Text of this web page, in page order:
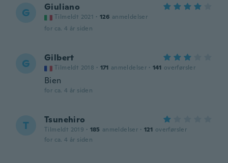
G Giuliano
Tilmeldt 2021 · 126 anmeldelser
for ca. 4 år siden
G Gilbert
Tilmeldt 2018 · 171 anmeldelser · 141 overførsler
Bien
for ca. 4 år siden
T Tsunehiro
Tilmeldt 2019 · 185 anmeldelser · 121 overførsler
for ca. 4 år siden